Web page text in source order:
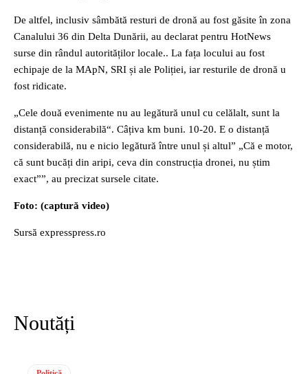
De altfel, inclusiv sâmbătă resturi de dronă au fost găsite în zona
Canalului 36 din Delta Dunării, au declarat pentru HotNews
surse din rândul autorităților locale.. La fața locului au fost
echipaje de la MApN, SRI și ale Poliției, iar resturile de dronă u
fost ridicate.
„Cele două evenimente nu au legătură unul cu celălalt, sunt la
distanță considerabilă“. Câțiva km buni. 10-20. E o distanță
considerabilă, nu e nicio legătură între unul și altul” „Că e motor,
că sunt bucăți din aripi, ceva din construcția dronei, nu știm
exact””, au precizat sursele citate.
Foto: (captură video)
Sursă expresspress.ro
Noutăți